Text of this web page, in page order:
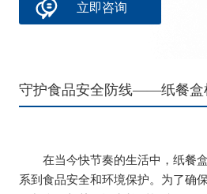
立即咨询
守护食品安全防线——纸餐盒
在当今快节奏的生活中，纸餐盒
系到食品安全和环境保护。为了确